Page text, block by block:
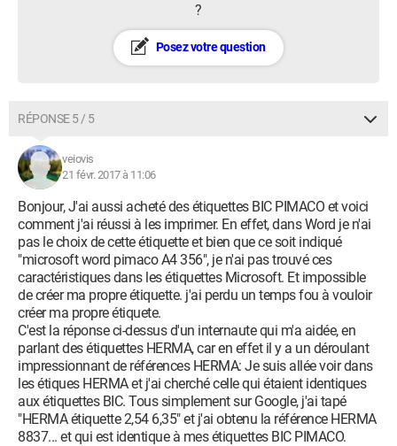
?
Posez votre question
RÉPONSE 5 / 5
veiovis
21 févr. 2017 à 11:06
Bonjour, J'ai aussi acheté des étiquettes BIC PIMACO et voici
comment j'ai réussi à les imprimer. En effet, dans Word je n'ai
pas le choix de cette étiquette et bien que ce soit indiqué
"microsoft word pimaco A4 356", je n'ai pas trouvé ces
caractéristiques dans les étiquettes Microsoft. Et impossible
de créer ma propre étiquette. j'ai perdu un temps fou à vouloir
créer ma propre étiquete.
C'est la réponse ci-dessus d'un internaute qui m'a aidée, en
parlant des étiquettes HERMA, car en effet il y a un déroulant
impressionnant de références HERMA: Je suis allée voir dans
les étiques HERMA et j'ai cherché celle qui étaient identiques
aux étiquettes BIC. Tous simplement sur Google, j'ai tapé
"HERMA étiquette 2,54 6,35" et j'ai obtenu la référence HERMA
8837... et qui est identique à mes étiquettes BIC PIMACO.